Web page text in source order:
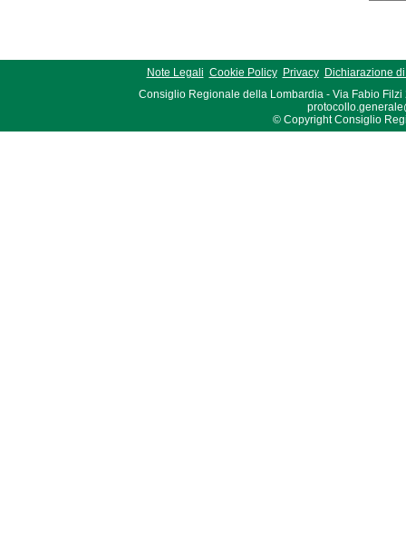
Note Legali Cookie Policy Privacy
Dichiarazione
Consiglio Regionale della Lombardia - Via Fabio Filzi
© Copyright Consiglio